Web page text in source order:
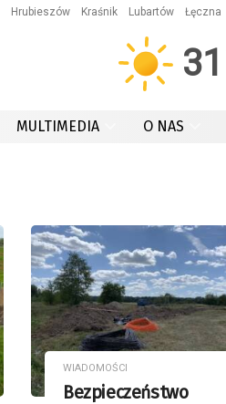
Hrubieszów Kraśnik Lubartów Łęczna
31
MULTIMEDIA O NAS
WIADOMOŚCI
Bezpieczeństwo